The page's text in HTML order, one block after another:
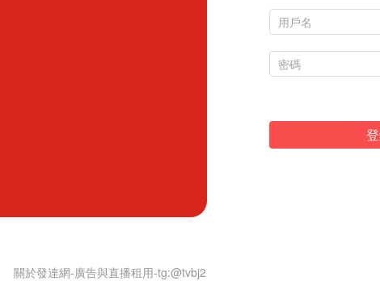
關於發達網-廣告與直播租用-tg:@tvbj2